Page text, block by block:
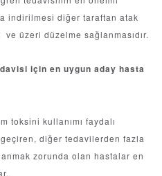
indirilmesi diğer taraftan atak
üzeri düzelme sağlanmasıdır.
için en uygun aday hasta
toksini kullanımı faydalı
diğer tedavilerden fazla
zorunda olan hastalar en